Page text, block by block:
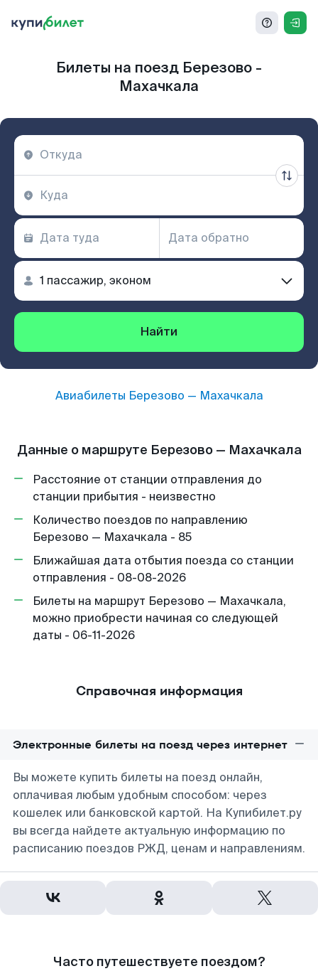
Билеты на поезд Березово -
Махачкала
Найти
Авиабилеты Березово — Махачкала
Данные о маршруте Березово — Махачкала
Расстояние от станции отправления до
станции прибытия - неизвестно
Количество поездов по направлению
Березово — Махачкала - 85
Ближайшая дата отбытия поезда со станции
отправления - 08-08-2026
Билеты на маршрут Березово — Махачкала,
можно приобрести начиная со следующей
даты - 06-11-2026
Справочная информация
Электронные билеты на поезд через интернет
Вы можете купить билеты на поезд онлайн,
оплачивая любым удобным способом: через
кошелек или банковской картой. На Купибилет.ру
вы всегда найдете актуальную информацию по
расписанию поездов РЖД, ценам и направлениям.
Часто путешествуете поездом?